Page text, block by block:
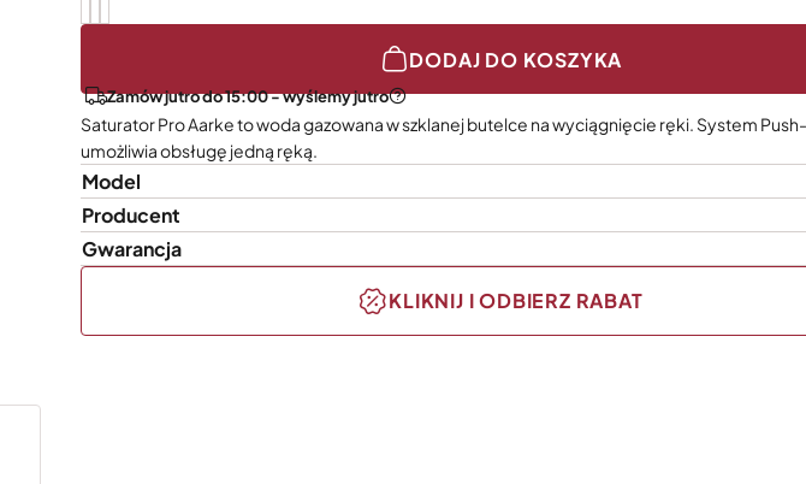
DODAJ DO KOSZYKA
Zamów jutro do 15:00 - wyślemy jutro
Saturator Pro Aarke to woda gazowana w szklanej butelce na wyciągnięcie ręki. System
umożliwia obsługę jedną ręką.
Model
Producent
Gwarancja
KLIKNIJ I ODBIERZ RABAT